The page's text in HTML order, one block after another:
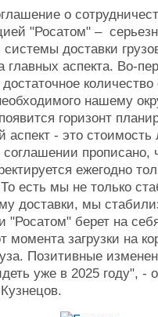
о
"Росатом" –
доставки
аспекта. Во-
нашему
горизонт
аспект - это стоимость
соглашении прописано,
ежегодно
есть мы не только
доставки, мы
"Росатом" берет на
момента загрузки на
Позитивные
уже в 2025 году", -